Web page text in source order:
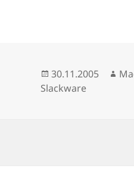
Опубликовано
30.11.2005
Slackware